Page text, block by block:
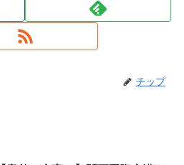
チップ